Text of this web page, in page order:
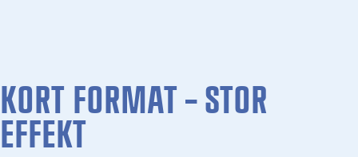
KORT FORMAT – STOR
EFFEKT